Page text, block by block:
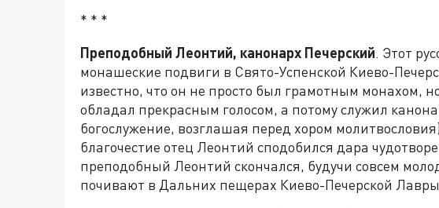
* * *
Преподобный Леонтий, канонарх Печерский. Этот
монашеские подвиги в Свято-Успенской Киево-
известно, что он не просто был грамотным монахом,
обладал прекрасным голосом, а потому служил
богослужение, возглашая перед хором
благочестие отец Леонтий сподобился дара
преподобный Леонтий скончался, будучи совсем
почивают в Дальних пещерах Киево-Печерской